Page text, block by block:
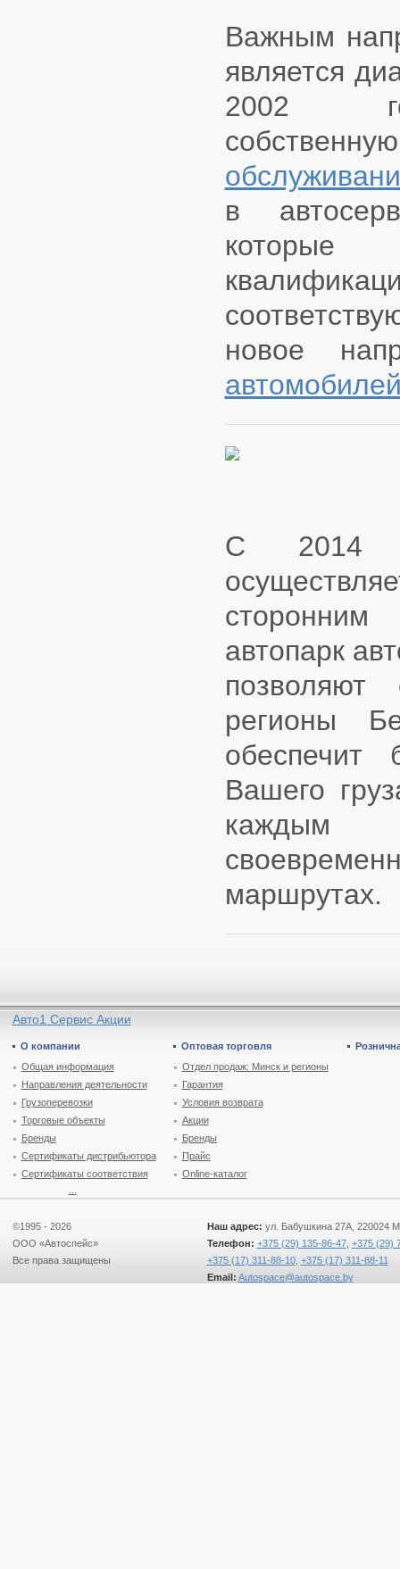
Важным
является
2002
в
которые
новое
С 2014
автопарк
позволяют
регионы
обеспечит
Вашего
каждым
маршрутах.
Авто1 Сервис Акции
О компании
Общая информация
Направления деятельности
Грузоперевозки
Торговые объекты
Бренды
Сертификаты дистрибьютора
Сертификаты соответствия
Оптовая торговля
Отдел продаж: Минск и регионы
Гарантия
Условия возврата
Акции
Бренды
Прайс
Online-каталог
©1995 - 2026
ООО «Автоспейс»
Все права защищены
Наш адрес: ул. Бабушкина 27А, 220024
Телефон: +375 (29) 135-86-47, +375 (29)
+375 (17) 311-88-10, +375 (17) 311-88-11
Email: Autospace@autospace.by